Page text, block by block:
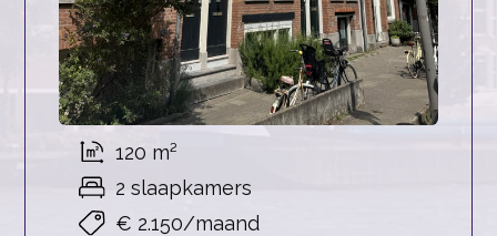
120 m²
2 slaapkamers
€ 2.150/maand